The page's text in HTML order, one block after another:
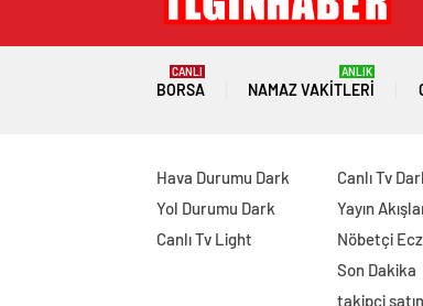
BORSA
CANLI
NAMAZ VAKITLERI
ANLIK
Hava Durumu Dark
Yol Durumu Dark
Canlı Tv Light
Canlı Tv
Yayın
Nöbetçi
Son Dakika
takipçi